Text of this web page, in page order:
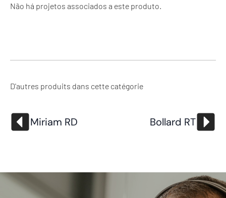
Não há projetos associados a este produto.
D'autres produits dans cette catégorie
Miriam RD Bollard RT